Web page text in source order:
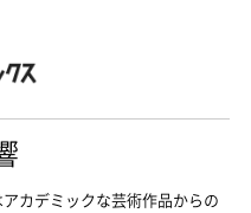
カデミックな芸術作品からの